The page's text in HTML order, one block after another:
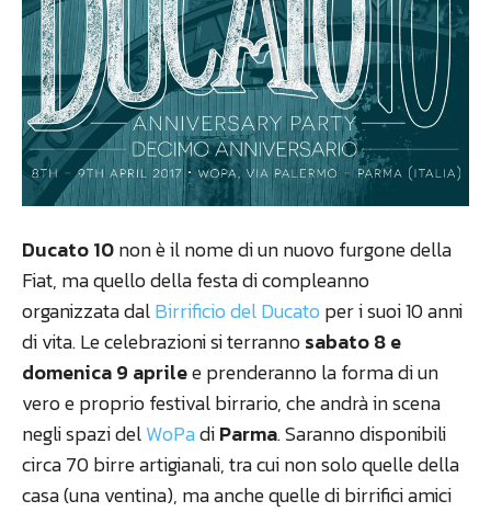
Ducato 10non è il nome di un nuovo furgone della
Fiat, ma quello della festa di compleanno
organizzata dalBirrificio del Ducato per i suoi 10 anni
di vita. Le celebrazioni si terrannosabato 8 e
domenica 9 aprilee prenderanno la forma di un
vero e proprio festival birrario, che andrà in scena
negli spazi delWoPadiParma. Saranno disponibili
circa 70 birre artigianali, tra cui non solo quelle della
casa (una ventina), ma anche quelle di birrifici amici